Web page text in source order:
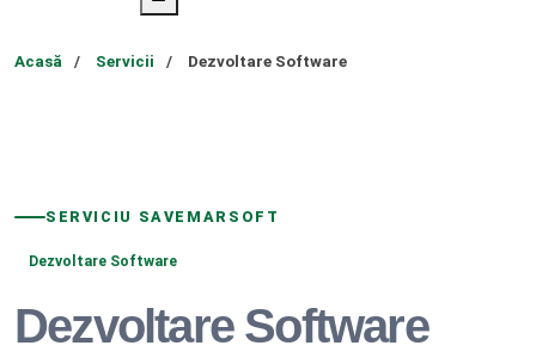
Acasă Servicii Dezvoltare Software
SERVICIU SAVEMARSOFT
Dezvoltare Software
Dezvoltare Software